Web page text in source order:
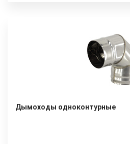
Дымоходы одноконтурные